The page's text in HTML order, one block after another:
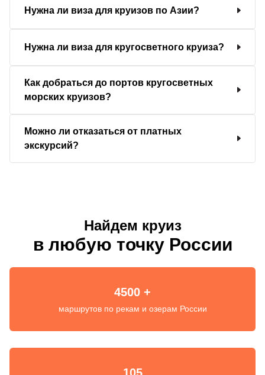
Нужна ли виза для круизов по Азии?
Нужна ли виза для кругосветного круиза?
Как добраться до портов кругосветных
морских круизов?
Можно ли отказаться от платных
экскурсий?
Найдем круиз
в любую точку России
4500 +
маршрутов по рекам и озерам России